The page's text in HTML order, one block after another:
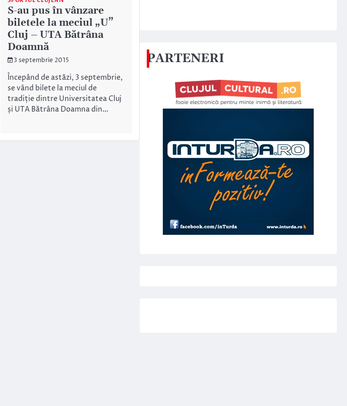
S-au pus în vânzare
biletele la meciul „U”
Cluj – UTA Bătrâna
Doamnă
3 septembrie 2015
Începând de astăzi, 3 septembrie,
se vând bilete la meciul de
tradiție dintre Universitatea Cluj
și UTA Bătrâna Doamna din…
PARTENERI